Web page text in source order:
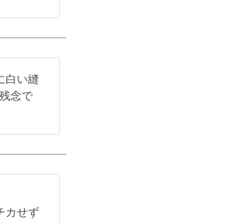
白い縫
念で
カせず